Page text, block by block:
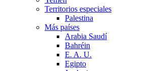
Territorios especiales
Palestina
Más países
Arabia Saudí
Bahréin
E. A. U.
Egipto